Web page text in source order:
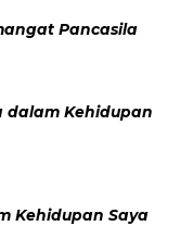
Pancasila
dalam Kehidupan
Kehidupan Saya